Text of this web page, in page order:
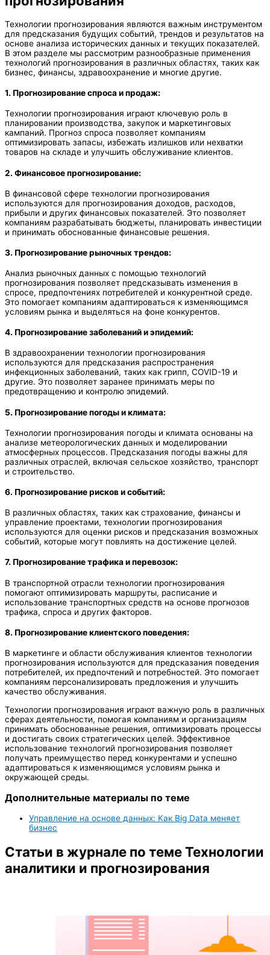
Технологии прогнозирования являются важным инструментом
для предсказания будущих событий, трендов и результатов на
основе анализа исторических данных и текущих показателей.
В этом разделе мы рассмотрим разнообразные применения
технологий прогнозирования в различных областях, таких как
бизнес, финансы, здравоохранение и многие другие.
1. Прогнозирование спроса и продаж:
Технологии прогнозирования играют ключевую роль в
планировании производства, закупок и маркетинговых
кампаний. Прогноз спроса позволяет компаниям
оптимизировать запасы, избежать излишков или нехватки
товаров на складе и улучшить обслуживание клиентов.
2. Финансовое прогнозирование:
В финансовой сфере технологии прогнозирования
используются для прогнозирования доходов, расходов,
прибыли и других финансовых показателей. Это позволяет
компаниям разрабатывать бюджеты, планировать инвестиции
и принимать обоснованные финансовые решения.
3. Прогнозирование рыночных трендов:
Анализ рыночных данных с помощью технологий
прогнозирования позволяет предсказывать изменения в
спросе, предпочтениях потребителей и конкурентной среде.
Это помогает компаниям адаптироваться к изменяющимся
условиям рынка и выделяться на фоне конкурентов.
4. Прогнозирование заболеваний и эпидемий:
В здравоохранении технологии прогнозирования
используются для предсказания распространения
инфекционных заболеваний, таких как грипп, COVID-19 и
другие. Это позволяет заранее принимать меры по
предотвращению и контролю эпидемий.
5. Прогнозирование погоды и климата:
Технологии прогнозирования погоды и климата основаны на
анализе метеорологических данных и моделировании
атмосферных процессов. Предсказания погоды важны для
различных отраслей, включая сельское хозяйство, транспорт
и строительство.
6. Прогнозирование рисков и событий:
В различных областях, таких как страхование, финансы и
управление проектами, технологии прогнозирования
используются для оценки рисков и предсказания возможных
событий, которые могут повлиять на достижение целей.
7. Прогнозирование трафика и перевозок:
В транспортной отрасли технологии прогнозирования
помогают оптимизировать маршруты, расписание и
использование транспортных средств на основе прогнозов
трафика, спроса и других факторов.
8. Прогнозирование клиентского поведения:
В маркетинге и области обслуживания клиентов технологии
прогнозирования используются для предсказания поведения
потребителей, их предпочтений и потребностей. Это помогает
компаниям персонализировать предложения и улучшить
качество обслуживания.
Технологии прогнозирования играют важную роль в различных
сферах деятельности, помогая компаниям и организациям
принимать обоснованные решения, оптимизировать процессы
и достигать своих стратегических целей. Эффективное
использование технологий прогнозирования позволяет
получать преимущество перед конкурентами и успешно
адаптироваться к изменяющимся условиям рынка и
окружающей среды.
Дополнительные материалы по теме
Управление на основе данных: Как Big Data меняет
бизнес
Статьи в журнале по теме Технологии
аналитики и прогнозирования